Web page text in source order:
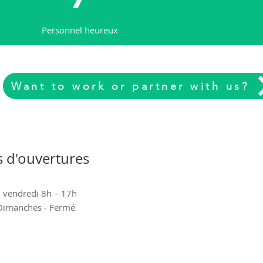
Personnel heureux
Want to work or partner with us?
d'ouvertures
8h – 17h
- Fermé